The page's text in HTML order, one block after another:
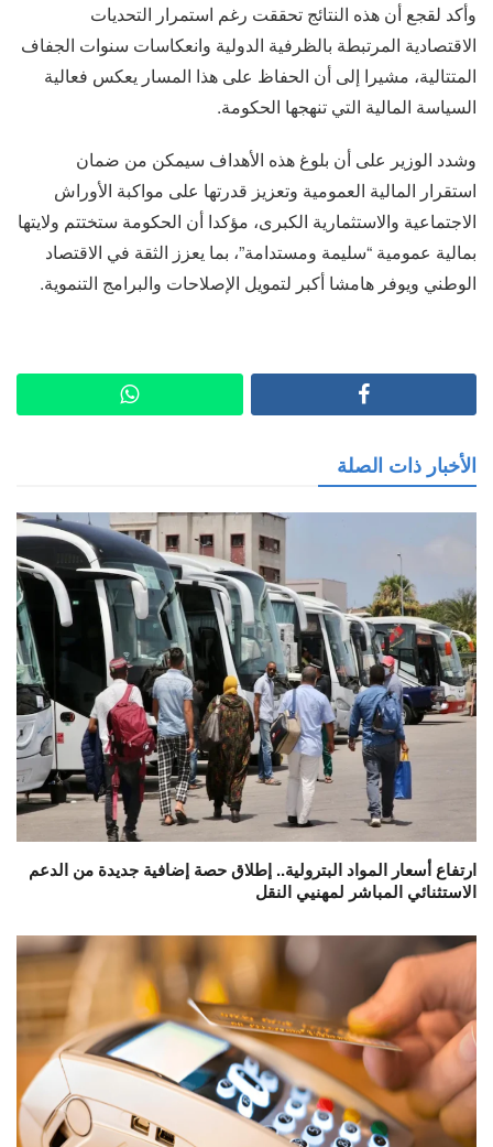
وأكد لقجع أن هذه النتائج تحققت رغم استمرار التحديات
الاقتصادية المرتبطة بالظرفية الدولية وانعكاسات سنوات الجفاف
المتتالية، مشيرا إلى أن الحفاظ على هذا المسار يعكس فعالية
السياسة المالية التي تنهجها الحكومة.
وشدد الوزير على أن بلوغ هذه الأهداف سيمكن من ضمان
استقرار المالية العمومية وتعزيز قدرتها على مواكبة الأوراش
الاجتماعية والاستثمارية الكبرى، مؤكدا أن الحكومة ستختتم ولايتها
بمالية عمومية “سليمة ومستدامة”، بما يعزز الثقة في الاقتصاد
الوطني ويوفر هامشا أكبر لتمويل الإصلاحات والبرامج التنموية.
الأخبار ذات الصلة
ارتفاع أسعار المواد البترولية.. إطلاق حصة إضافية جديدة من الدعم
الاستثنائي المباشر لمهنيي النقل